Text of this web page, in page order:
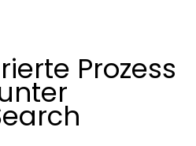
Prozess